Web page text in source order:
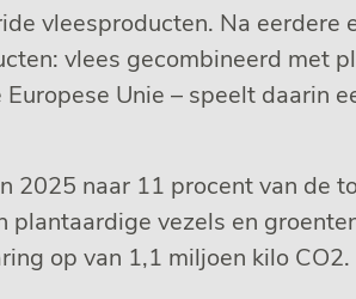
vleesproducten. Na
vlees gecombineerd
Unie – speelt daarin
2025 naar 11 procent van
plantaardige vezels en
op van 1,1 miljoen kilo CO2.